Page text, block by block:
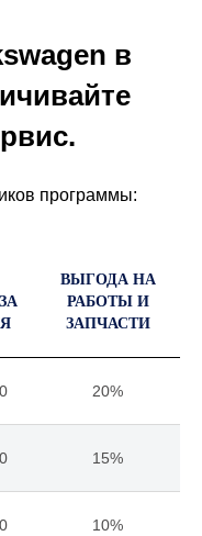
в
программы:
ВЫГОДА НА
РАБОТЫ И
ЗАПЧАСТИ
20%
15%
10%